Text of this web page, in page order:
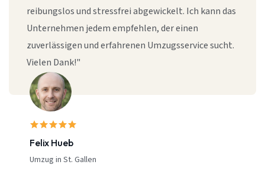
Felix Hueb
Umzug in St. Gallen
reibungslos und stressfrei abgewickelt. Ich kann das
Unternehmen jedem empfehlen, der einen
zuverlässigen und erfahrenen Umzugsservice sucht.
Vielen Dank!"